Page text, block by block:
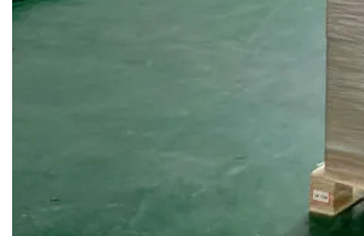
48V 250W 350W Elektro-
Elektro-
8-Zoll-